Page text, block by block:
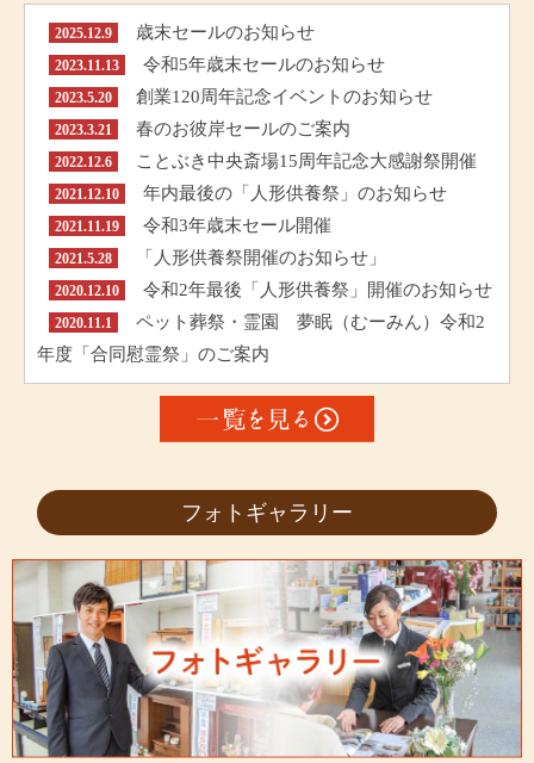
2025.12.9 歳末セールのお知らせ
2023.11.13 令和5年歳末セールのお知らせ
2023.5.20 創業120周年記念イベントのお知らせ
2023.3.21 春のお彼岸セールのご案内
2022.12.6 ことぶき中央斎場15周年記念大感謝祭開催
2021.12.10 年内最後の「人形供養祭」のお知らせ
2021.11.19 令和3年歳末セール開催
2021.5.28 「人形供養祭開催のお知らせ」
2020.12.10 令和2年最後「人形供養祭」開催のお知らせ
2020.11.1
ペット葬祭・霊園 夢眠（むーみん）令和2
年度「合同慰霊祭」のご案内
フォトギャラリー